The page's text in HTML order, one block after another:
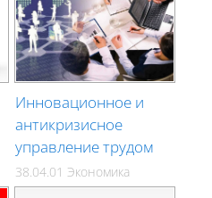
Инновационное и
антикризисное
управление трудом
38.04.01 Экономика